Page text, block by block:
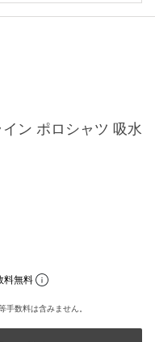
ン ポロシャツ 吸水
料無料
数料は含みません。